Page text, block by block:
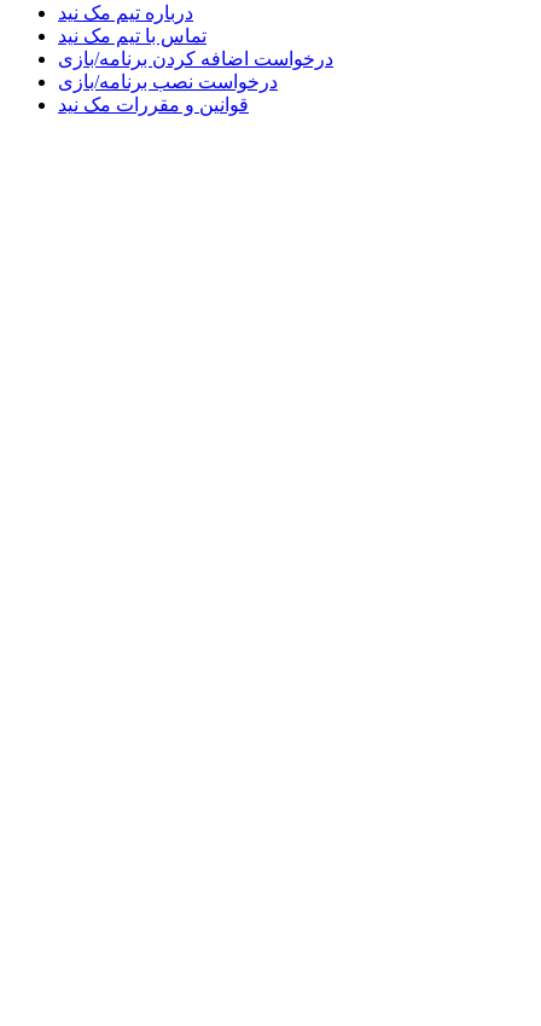
درباره تیم مک نید
تماس با تیم مک نید
درخواست اضافه کردن برنامه/بازی
درخواست نصب برنامه/بازی
قوانین و مقررات مک نید